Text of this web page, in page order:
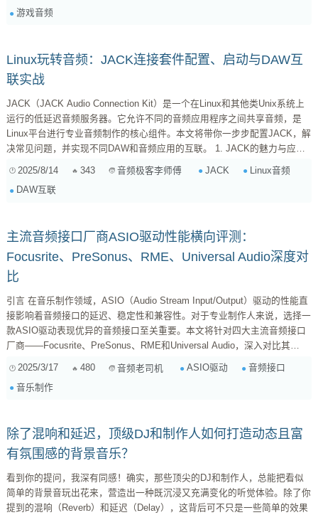
角色受到重创时，除了画面抖动，如果音效也能变得低沉、模糊，甚至带有
游戏音频
Linux玩转音频：JACK连接套件配置、启动与DAW互
联实战
JACK（JACK Audio Connection Kit）是一个在Linux和其他类Unix系统上
运行的低延迟音频服务器。它允许不同的音频应用程序之间共享音频，是
Linux平台进行专业音频制作的核心组件。本文将带你一步步配置JACK，解
决常见问题，并实现不同DAW和音频应用的互联。 1. JACK的魅力与应用
Ardour、L...
2025/8/14 343 音频极客李师傅 JACK
Linux音频
DAW互联
主流音频接口厂商ASIO驱动性能横向评测：
Focusrite、PreSonus、RME、Universal Audio深度对
比
引言 在音乐制作领域，ASIO（Audio Stream Input/Output）驱动的性能直
接影响着音频接口的延迟、稳定性和兼容性。对于专业制作人来说，选择一
款ASIO驱动表现优异的音频接口至关重要。本文将针对四大主流音频接口
厂商——Focusrite、PreSonus、RME和Universal Audio，深入对比其
专为专业音频设备设计的低延迟音频协议，能够绕过操作系统自带的音频系
统，直接与硬件通信。它的性能直接决定了音频制作流程的流畅度和效率。
2025/3/17 480 音频老司机 ASIO驱动
音频接口
音乐制作
除了混响和延迟，顶级DJ和制作人如何打造动态且富
有氛围感的背景音乐？
看到你的提问，我深有同感！确实，那些顶尖的DJ和制作人，总能把看似
简单的背景音玩出花来，营造出一种既沉浸又充满变化的听觉体验。除了你
提到的混响（Reverb）和延迟（Delay），这背后可不只是一些简单的效果